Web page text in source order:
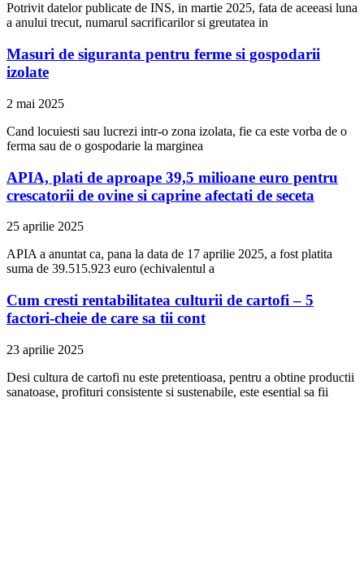
Potrivit datelor publicate de INS, in martie 2025, fata de aceeasi luna
a anului trecut, numarul sacrificarilor si greutatea in
Masuri de siguranta pentru ferme si gospodarii
izolate
2 mai 2025
Cand locuiesti sau lucrezi intr-o zona izolata, fie ca este vorba de o
ferma sau de o gospodarie la marginea
APIA, plati de aproape 39,5 milioane euro pentru
crescatorii de ovine si caprine afectati de seceta
25 aprilie 2025
APIA a anuntat ca, pana la data de 17 aprilie 2025, a fost platita
suma de 39.515.923 euro (echivalentul a
Cum cresti rentabilitatea culturii de cartofi – 5
factori-cheie de care sa tii cont
23 aprilie 2025
Desi cultura de cartofi nu este pretentioasa, pentru a obtine productii
sanatoase, profituri consistente si sustenabile, este esential sa fii